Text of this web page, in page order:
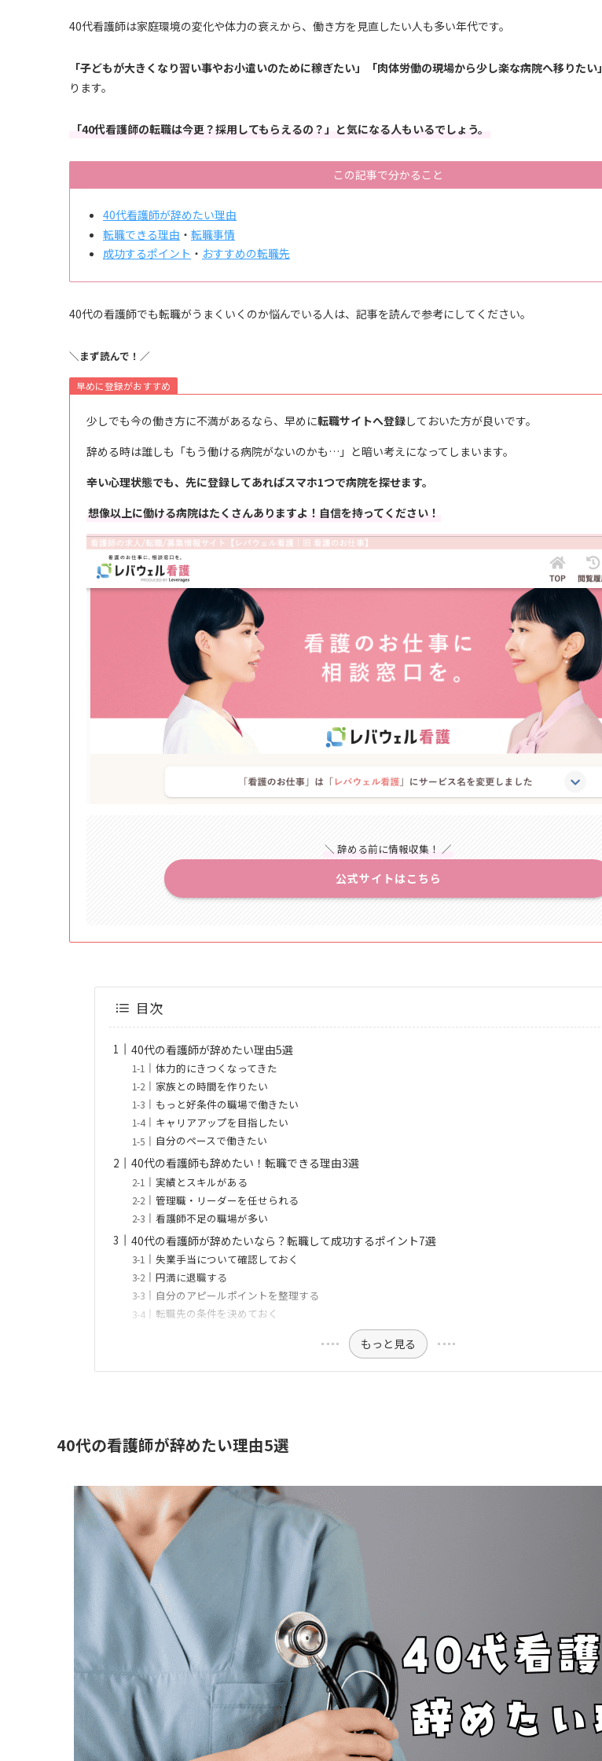
40代看護師は家庭環境の変化や体力の衰えから、働き方を見直したい人も多い年代です。
「子どもが大きくなり習い事やお小遣いのために稼ぎたい」「肉体労働の現場から少し楽な病院へ移りたい」
ります。
「40代看護師の転職は今更？採用してもらえるの？」と気になる人もいるでしょう。
この記事で分かること
40代看護師が辞めたい理由
転職できる理由 ・ 転職事情
成功するポイント ・ おすすめの転職先
40代の看護師でも転職がうまくいくのか悩んでいる人は、記事を読んで参考にしてください。
＼まず読んで！／
早めに登録がおすすめ
少しでも今の働き方に不満があるなら、早めに転職サイトへ登録しておいた方が良いです。
辞める時は誰しも「もう働ける病院がないのかも…」と暗い考えになってしまいます。
辛い心理状態でも、先に登録してあればスマホ1つで病院を探せます。
想像以上に働ける病院はたくさんありますよ！自信を持ってください！
＼ 辞める前に情報収集！ ／
公式サイトはこちら
目次
40代の看護師が辞めたい理由5選
体力的にきつくなってきた
家族との時間を作りたい
もっと好条件の職場で働きたい
キャリアアップを目指したい
自分のペースで働きたい
40代の看護師も辞めたい！転職できる理由3選
実績とスキルがある
管理職・リーダーを任せられる
看護師不足の職場が多い
40代の看護師が辞めたいなら？転職して成功するポイント7選
失業手当について確認しておく
円満に退職する
自分のアピールポイントを整理する
転職先の条件を決めておく
もっと見る
40代の看護師が辞めたい理由5選